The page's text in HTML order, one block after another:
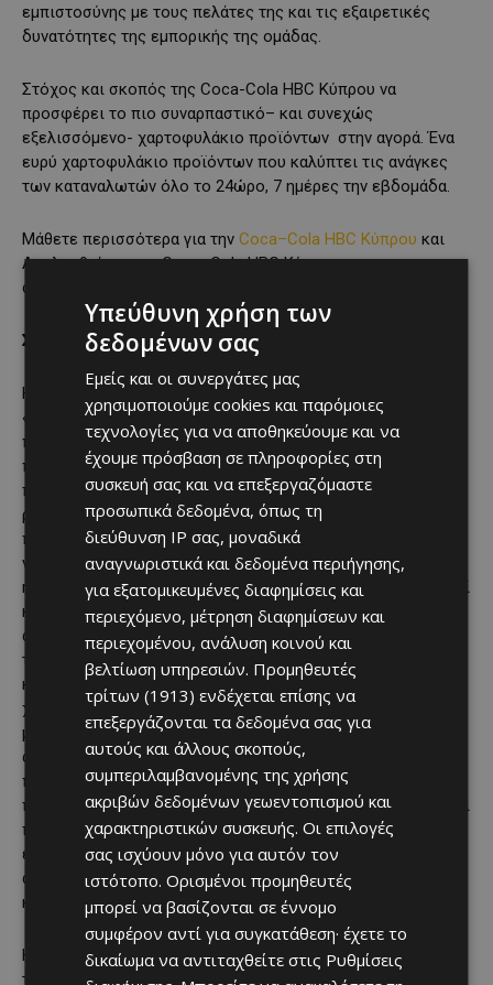
εμπιστοσύνης με τους πελάτες της και τις εξαιρετικές
δυνατότητες της εμπορικής της ομάδας.
Στόχος και σκοπός της Coca-Cola HBC Κύπρου να
προσφέρει το πιο συναρπαστικό– και συνεχώς
εξελισσόμενο- χαρτοφυλάκιο προϊόντων στην αγορά. Ένα
ευρύ χαρτοφυλάκιο προϊόντων που καλύπτει τις ανάγκες
των καταναλωτών όλο το 24ώρο, 7 ημέρες την εβδομάδα.
Μάθετε περισσότερα για την Coca–Cola HBC Kύπρου και
Ακολουθείστε την Coca–Cola HBC Κύπρου
σε
Σχετικά με τηνThe Coca–Cola Company
Η Coca–Cola Company (NYSE: KO) είναι μία
«total beverage company», προσφέροντας πάνω από 500
προϊόντα σε περισσότερες από 200 χώρες. Εκτός από τα
προϊόντα της Coca–Cola, το χαρτοφυλάκιό μας
περιλαμβάνει κάποιες από τις πιο σημαντικές σειρές
ροφημάτων στον κόσμο, όπως το Adez με βάση τη σόγια, το
πράσινο τσάι Ayataka, το νερό Dasani, οι χυμοί και τα
νέκταρ Dell Valle, η Fanta, ο καφές Georgia,
η Gold Peak σειρά τσαγιού και καφέ, το Honest Tea, οι χυμοί
και τα smoothies Innocent, οι χυμοί Minute Maid, τα
αθλητικά ροφήματα Powerade, οι χυμοί Simply,
το Smartwater, η Sprite, το Vitamin Water και το νερό
καρύδας ZICO. Αναδιαμορφώνουμε συνεχώς το
χαρτοφυλάκιο μας, μειώνοντας τη ζάχαρη στα ροφήματά
μας και παρουσιάζοντας νέα, καινοτόμα προϊόντα στην
αγορά. Προσπαθούμε επίσης να μειώσουμε το
περιβαλλοντικό μας αποτύπωμα, αναπληρώνοντας την
ποσότητα νερού που χρησιμοποιούμε στα ροφήματά μας και
προωθώντας την ανακύκλωση. Σε συνεργασία με τους
εμφιαλωτές μας, απασχολούμε πάνω από 700.000
ανθρώπους, ενισχύοντας την τοπική οικονομία στις
κοινωνίες που δραστηριοποιούμαστε, παγκοσμίως.
Η –Cola Hellasείναι θυγατρική εταιρεία
της The Coca–Cola Company με ευθύνη για την Ελλάδα, την
Υπεύθυνη χρήση των
δεδομένων σας
Εμείς και οι συνεργάτες μας
χρησιμοποιούμε cookies και παρόμοιες
τεχνολογίες για να αποθηκεύουμε και να
έχουμε πρόσβαση σε πληροφορίες στη
συσκευή σας και να επεξεργαζόμαστε
προσωπικά δεδομένα, όπως τη
διεύθυνση IP σας, μοναδικά
αναγνωριστικά και δεδομένα περιήγησης,
για εξατομικευμένες διαφημίσεις και
περιεχόμενο, μέτρηση διαφημίσεων και
περιεχομένου, ανάλυση κοινού και
βελτίωση υπηρεσιών. Προμηθευτές
τρίτων (1913) ενδέχεται επίσης να
επεξεργάζονται τα δεδομένα σας για
αυτούς και άλλους σκοπούς,
συμπεριλαμβανομένης της χρήσης
ακριβών δεδομένων γεωεντοπισμού και
χαρακτηριστικών συσκευής. Οι επιλογές
σας ισχύουν μόνο για αυτόν τον
ιστότοπο. Ορισμένοι προμηθευτές
μπορεί να βασίζονται σε έννομο
συμφέρον αντί για συγκατάθεση· έχετε το
δικαίωμα να αντιταχθείτε στις Ρυθμίσεις